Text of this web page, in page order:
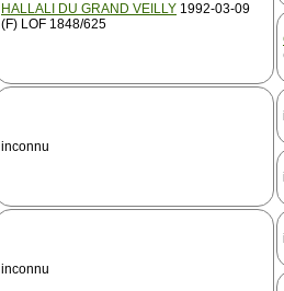
HALLALI DU GRAND VEILLY 1992-03-09
(F) LOF 1848/625
inconnu
inconnu